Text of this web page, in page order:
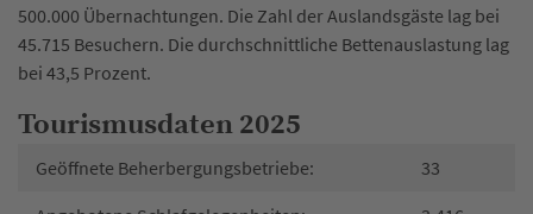
500.000 Übernachtungen. Die Zahl der Auslandsgäste lag bei
45.715 Besuchern. Die durchschnittliche Bettenauslastung lag
bei 43,5 Prozent.
Tourismusdaten 2025
Geöffnete Beherbergungsbetriebe:
33